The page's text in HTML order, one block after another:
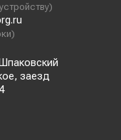
заезд